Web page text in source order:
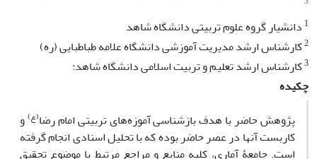
1 دانشیار گروه علوم تربیتی دانشگاه شاهد
2کارشناس ارشد مدیریت آموزشی دانشگاه علامه طباطبایی (ره)
3کارشناس ارشد تعلیم و تربیت اسلامی دانشگاه شاهد:
چکیده
پژوهش حاضر با هدف بازشناسی آموزه‌های تربیتی امام رضا(ع)و
کاربست آن­ها در عصر حاضر بوده که با تحلیل اسنادی انجام گرفته
است. جامعۀ آماری، کلیه منابع و مراجع مرتبط با موضوع تحقیق